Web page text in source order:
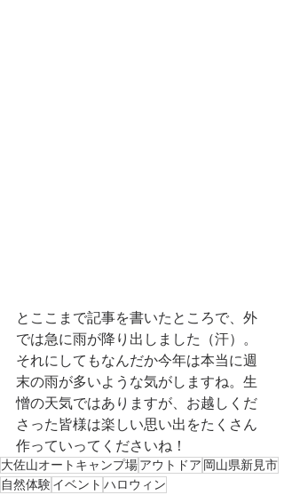
とここまで記事を書いたところで、外
では急に雨が降り出しました（汗）。
それにしてもなんだか今年は本当に週
末の雨が多いような気がしますね。生
憎の天気ではありますが、お越しくだ
さった皆様は楽しい思い出をたくさん
作っていってくださいね！
大佐山オートキャンプ場アウトドア 岡山県新見市
自然体験イベント ハロウィン